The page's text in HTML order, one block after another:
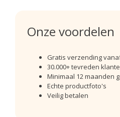
Onze voordelen
Gratis verzending
30.000+ tevreden
Minimaal 12 maanden
Echte productfoto's
Veilig betalen